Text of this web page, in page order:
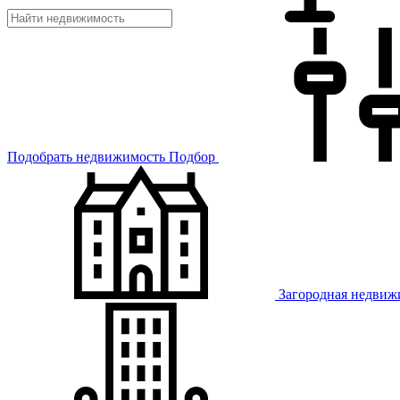
Подобрать недвижимость Подбор
Загородная